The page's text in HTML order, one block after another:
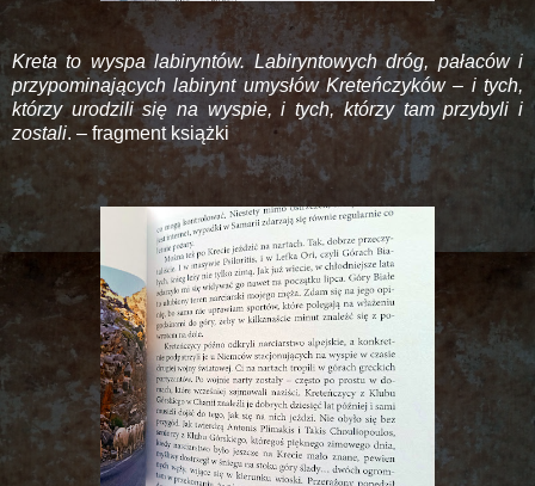
Kreta to wyspa labiryntów. Labiryntowych dróg, pałaców i
przypominających labirynt umysłów Kreteńczyków – i tych,
którzy urodzili się na wyspie, i tych, którzy tam przybyli i
zostali. – fragment książki